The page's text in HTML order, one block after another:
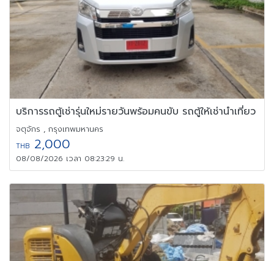
บริการรถตู้เช่ารุ่นใหม่รายวันพร้อมคนขับ รถตู้ให้เช่านำเที่ยว
จตุจักร , กรุงเทพมหานคร
THB 2,000
08/08/2026 เวลา 08:23:29 น.